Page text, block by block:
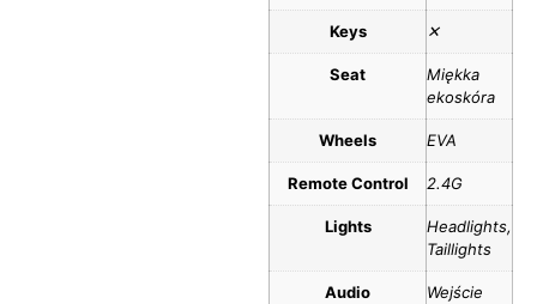
Keys ✕
Seat
Miękka
ekoskóra
Wheels EVA
Remote Control 2.4G
Lights
Headlights,
Taillights
Audio
Wejście